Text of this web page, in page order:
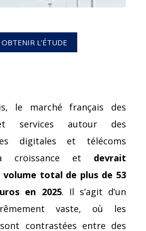
OBTENIR L’ÉTUDE
le marché français des
services autour des
digitales et télécoms
croissance et devrait
total de plus de 53
en 2025. Il s’agit d’un
vaste, où les
contrastées entre des